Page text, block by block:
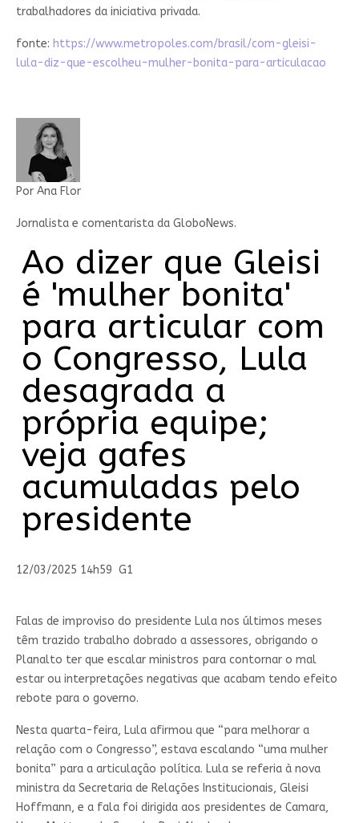
trabalhadores da iniciativa privada.
fonte: https://www.metropoles.com/brasil/com-gleisi-
lula-diz-que-escolheu-mulher-bonita-para-articulacao
Por Ana Flor
Jornalista e comentarista da GloboNews.
Ao dizer que Gleisi
é 'mulher bonita'
para articular com
o Congresso, Lula
desagrada a
própria equipe;
veja gafes
acumuladas pelo
presidente
12/03/2025 14h59 G1
Falas de improviso do presidente Lula nos últimos meses
têm trazido trabalho dobrado a assessores, obrigando o
Planalto ter que escalar ministros para contornar o mal
estar ou interpretações negativas que acabam tendo efeito
rebote para o governo.
Nesta quarta-feira, Lula afirmou que “para melhorar a
relação com o Congresso”, estava escalando “uma mulher
bonita” para a articulação política. Lula se referia à nova
ministra da Secretaria de Relações Institucionais, Gleisi
Hoffmann, e a fala foi dirigida aos presidentes de Camara,